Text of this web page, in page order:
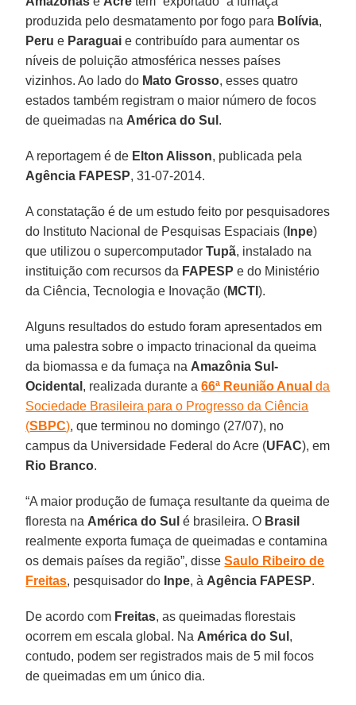
produzida pelo desmatamento por fogo para Bolívia,
Peru e Paraguai e contribuído para aumentar os
níveis de poluição atmosférica nesses países
vizinhos. Ao lado do Mato Grosso, esses quatro
estados também registram o maior número de focos
de queimadas na América do Sul .
A reportagem é de Elton Alisson, publicada pela
Agência FAPESP, 31-07-2014.
A constatação é de um estudo feito por pesquisadores
do Instituto Nacional de Pesquisas Espaciais ( Inpe)
que utilizou o supercomputadorTupã, instalado na
instituição com recursos da FAPESP e do Ministério
da Ciência, Tecnologia e Inovação (MCTI).
Alguns resultados do estudo foram apresentados em
uma palestra sobre o impacto trinacional da queima
da biomassa e da fumaça na Amazônia Sul-
Ocidental , realizada durante a66ª Reunião Anual da
Sociedade Brasileira para o Progresso da Ciência
(SBPC), que terminou no domingo (27/07), no
campus da Universidade Federal do Acre (UFAC), em
Rio Branco.
“A maior produção de fumaça resultante da queima de
floresta na América do Sul é brasileira. O Brasil
realmente exporta fumaça de queimadas e contamina
os demais países da região”, disseSaulo Ribeiro de
Freitas, pesquisador do Inpe, à Agência FAPESP.
De acordo com Freitas, as queimadas florestais
ocorrem em escala global. Na América do Sul ,
contudo, podem ser registrados mais de 5 mil focos
de queimadas em um único dia.